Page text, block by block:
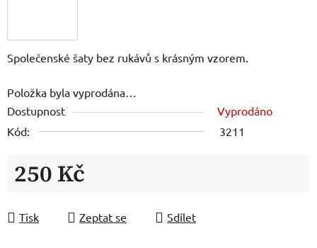
Společenské šaty bez rukávů s krásným vzorem.
Položka byla vyprodána…
Dostupnost
Vyprodáno
Kód:
3211
250 Kč
Tisk
Zeptat se Sdílet